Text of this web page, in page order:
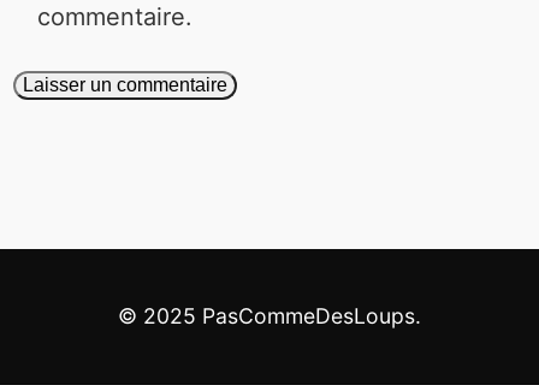
commentaire.
© 2025 PasCommeDesLoups.